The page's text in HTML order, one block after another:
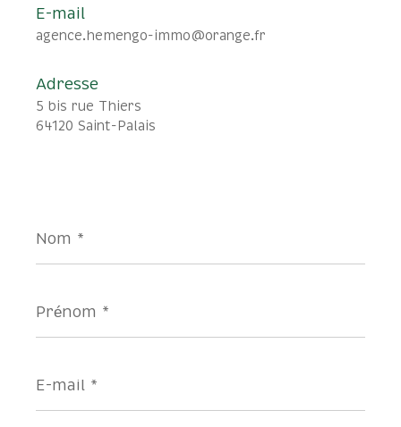
E-mail
agence.hemengo-immo@orange.fr
Adresse
5 bis rue Thiers
64120 Saint-Palais
*
*
mail